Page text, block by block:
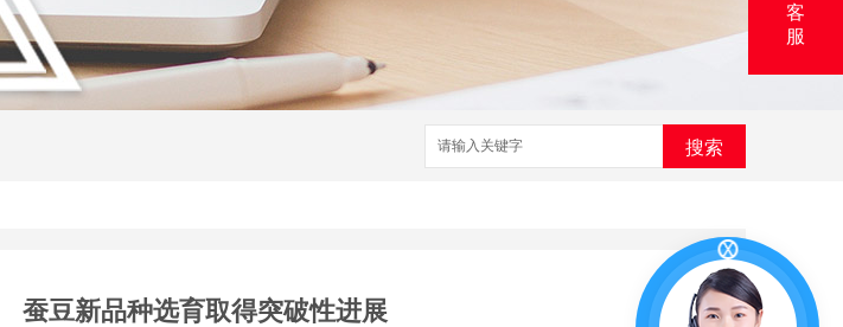
搜索
蚕豆新品种选育取得突破性进展
客
服